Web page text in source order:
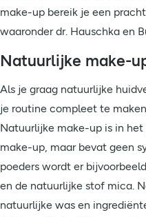
make-up bereik je een
waaronder dr. Hauschka en
Natuurlijke make-
Als je graag natuurlijke
je routine compleet te
Natuurlijke make-up is in
make-up, maar bevat geen
poeders wordt er
en de natuurlijke stof mica.
natuurlijke was en